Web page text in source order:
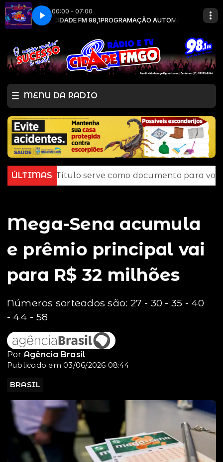
00:00 - 07:00
RADIO CIDADE FM 98,1PROGRAMAÇÃO AUTOMÁTICA com RADIO
FM CIDADE FM
MENU DA RADIO
ÚLTIMAS
E-Título serve como documento para votar;
Mega-Sena acumula
e prêmio principal vai
para R$ 32 milhões
Números sorteados são: 27 - 30 - 35 - 40
- 44 - 58
Por Agência Brasil
Publicado em 03/06/2026 08:44
BRASIL